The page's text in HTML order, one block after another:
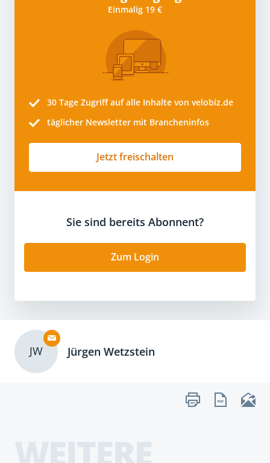
Einmalig 19 €
30 Tage Zugriff auf alle Inhalte von velobiz.de
täglicher Newsletter mit Brancheninfos
Jetzt freischalten
Sie sind bereits Abonnent?
Zum Login
JW Jürgen Wetzstein